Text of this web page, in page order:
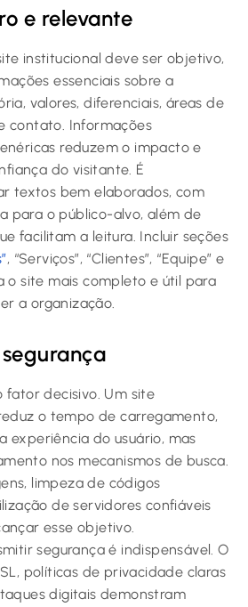
e relevante
institucional deve ser objetivo,
essenciais sobre a
valores, diferenciais, áreas de
contato. Informações
reduzem o impacto e
do visitante. É
textos bem elaborados, com
para o público-alvo, além de
facilitam a leitura. Incluir seções
, “Serviços”, “Clientes”, “Equipe” e
o site mais completo e útil para
a organização.
fator decisivo. Um site
o tempo de carregamento,
experiência do usuário, mas
nos mecanismos de busca.
limpeza de códigos
de servidores confiáveis
esse objetivo.
segurança é indispensável. O
políticas de privacidade claras
digitais demonstram